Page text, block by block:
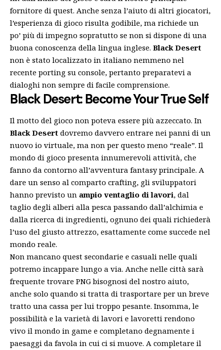
fornitore di quest. Anche senza l’aiuto di altri giocatori,
l’esperienza di gioco risulta godibile, ma richiede un
po’ più di impegno sopratutto se non si dispone di una
buona conoscenza della lingua inglese. Black Desert
non è stato localizzato in italiano nemmeno nel
recente porting su console, pertanto preparatevi a
dialoghi non sempre di facile comprensione.
Black Desert: Become Your True Self
Il motto del gioco non poteva essere più azzeccato. In
Black Desert dovremo davvero entrare nei panni di un
nuovo io virtuale, ma non per questo meno “reale”. Il
mondo di gioco presenta innumerevoli attività, che
fanno da contorno all’avventura fantasy principale. A
dare un senso al comparto crafting, gli sviluppatori
hanno previsto un ampio ventaglio di lavori, dal
taglio degli alberi alla pesca passando dall’alchimia e
dalla ricerca di ingredienti, ognuno dei quali richiederà
l’uso del giusto attrezzo, esattamente come succede nel
mondo reale.
Non mancano quest secondarie e casuali nelle quali
potremo incappare lungo a via. Anche nelle città sarà
frequente trovare PNG bisognosi del nostro aiuto,
anche solo quando si tratta di trasportare per un breve
tratto una cassa per lui troppo pesante. Insomma, le
possibilità e la varietà di lavori e lavoretti rendono
vivo il mondo in game e completano degnamente i
paesaggi da favola in cui ci si muove. A completare il